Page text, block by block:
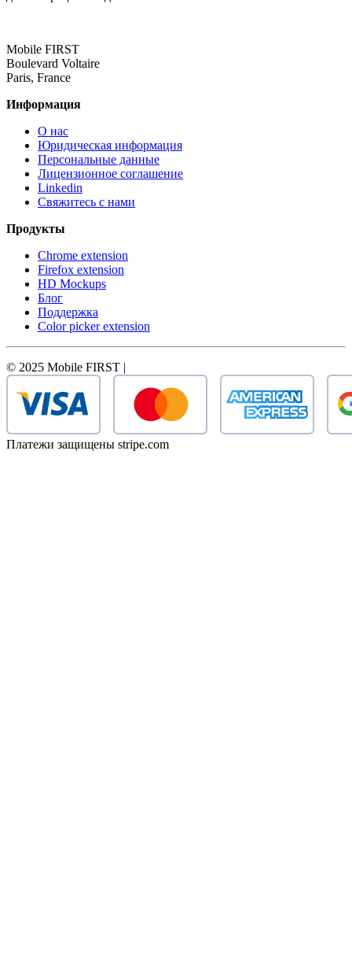
Mobile FIRST
Boulevard Voltaire
Paris, France
Информация
О нас
Юридическая информация
Персональные данные
Лицензионное соглашение
Linkedin
Свяжитесь с нами
Продукты
Chrome extension
Firefox extension
HD Mockups
Блог
Поддержка
Color picker extension
© 2025 Mobile FIRST |
Платежи защищены stripe.com